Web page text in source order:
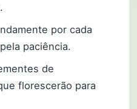
por cada
paciência.
de
florescerão para